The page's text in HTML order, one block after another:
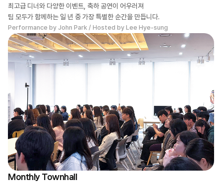
최고급 디너와 다양한 이벤트, 축하 공연이 어우러져
팀 모두가 함께하는 일 년 중 가장 특별한 순간을 만듭니다.
Performance by John Park / Hosted by Lee Hye-sung
Monthly Townhall